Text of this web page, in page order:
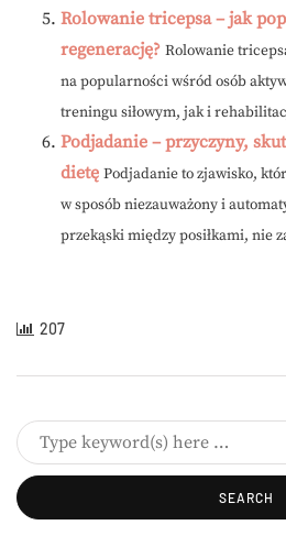
Rolowanie tricepsa – jak
regenerację? Rolowanie
na popularności wśród osób
treningu siłowym, jak i
Podjadanie – przyczyny,
dietę Podjadanie to zjawisko,
w sposób niezauważony i
przekąski między posiłkami, nie
207